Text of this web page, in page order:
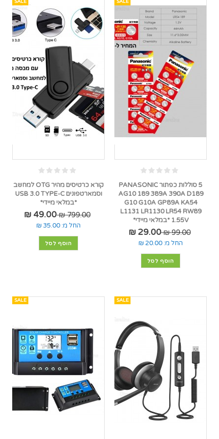
SALE
5 סוללות כפתור PANASONIC
AG10 189 389A 390A D189
G10 G10A GP89A KA54
L1131 LR1130 LR54 RW89
1.55V *במלאי מיידי*
99.00 ₪
29.00 ₪
החל מ: 20.00 ₪
הוסף לסל
SALE
קורא כרטיסים מהיר OTG למחשב
וסמארטפונים USB 3.0 TYPE-C
*במלאי מיידי*
799.00 ₪
49.00 ₪
החל מ: 35.00 ₪
הוסף לסל
SALE
SALE